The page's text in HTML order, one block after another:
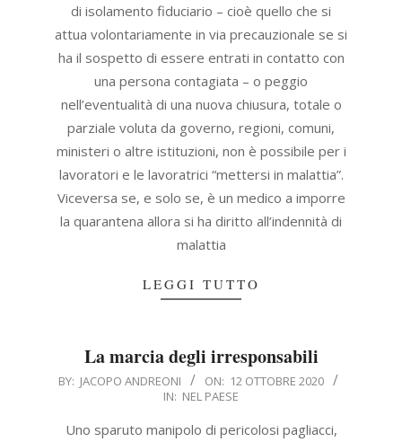
di isolamento fiduciario – cioè quello che si
attua volontariamente in via precauzionale se si
ha il sospetto di essere entrati in contatto con
una persona contagiata – o peggio
nell’eventualità di una nuova chiusura, totale o
parziale voluta da governo, regioni, comuni,
ministeri o altre istituzioni, non è possibile per i
lavoratori e le lavoratrici “mettersi in malattia”.
Viceversa se, e solo se, è un medico a imporre
la quarantena allora si ha diritto all’indennità di
malattia
LEGGI TUTTO
La marcia degli irresponsabili
2020-
12
BY: JACOPO ANDREONI ON: 12 OTTOBRE 2020
IN: NEL PAESE
Uno sparuto manipolo di pericolosi pagliacci,